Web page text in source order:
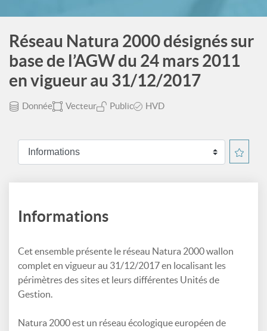
Réseau Natura 2000 désignés sur
base de l’AGW du 24 mars 2011
en vigueur au 31/12/2017
Donnée Vecteur Public HVD
Informations
Cet ensemble présente le réseau Natura 2000 wallon
complet en vigueur au 31/12/2017 en localisant les
périmètres des sites et leurs différentes Unités de
Gestion.
Natura 2000 est un réseau écologique européen de